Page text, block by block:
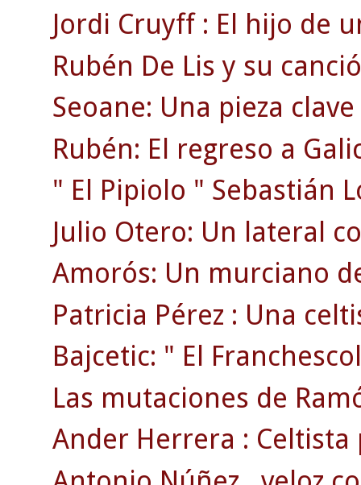
Jordi Cruyff : El hijo de
Rubén De Lis y su
Seoane: Una pieza
Rubén: El regreso a
" El Pipiolo " Sebastián
Julio Otero: Un lateral
Amorós: Un murciano
Patricia Pérez : Una
Bajcetic: " El
Las mutaciones de
Ander Herrera :